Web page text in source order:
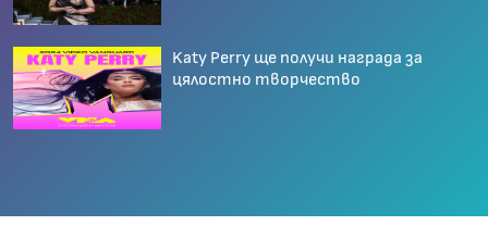
Katy Perry ще получи награда за
цялостно творчество